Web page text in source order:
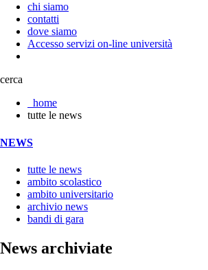
chi siamo
contatti
dove siamo
Accesso servizi on-line università
cerca
home
tutte le news
NEWS
tutte le news
ambito scolastico
ambito universitario
archivio news
bandi di gara
News archiviate